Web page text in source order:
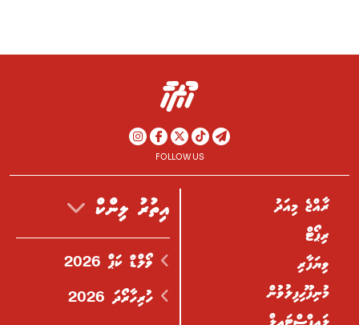
FOLLOW US
ރާއްޖެ މިއަދު
ރިޕޯޓް
ވިޔަފާރި
މުނިފޫހިފިލުވުން
ލައިފްސްޓައިލް
އިތުރު ލިންކް
ވޯލްޑް ކަޕް 2026
ހުރިހާރޯދަ 2026